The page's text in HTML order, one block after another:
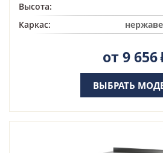
Высота:
Каркас:
от 9 656
ВЫБРАТЬ